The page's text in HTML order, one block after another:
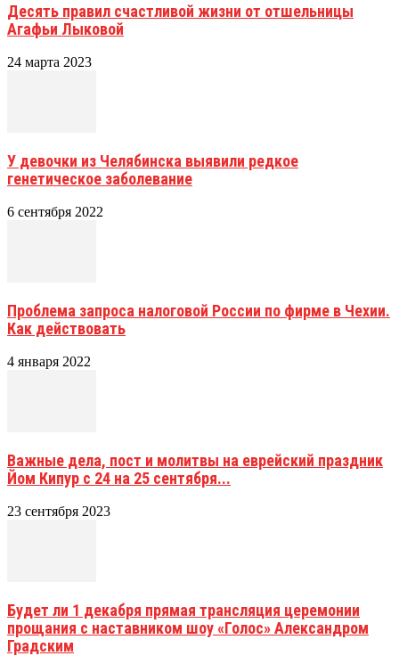
Десять правил счастливой жизни от отшельницы
Агафьи Лыковой
24 марта 2023
У девочки из Челябинска выявили редкое
генетическое заболевание
6 сентября 2022
Проблема запроса налоговой России по фирме в Чехии.
Как действовать
4 января 2022
Важные дела, пост и молитвы на еврейский праздник
Йом Кипур с 24 на 25 сентября...
23 сентября 2023
Будет ли 1 декабря прямая трансляция церемонии
прощания с наставником шоу «Голос» Александром
Градским